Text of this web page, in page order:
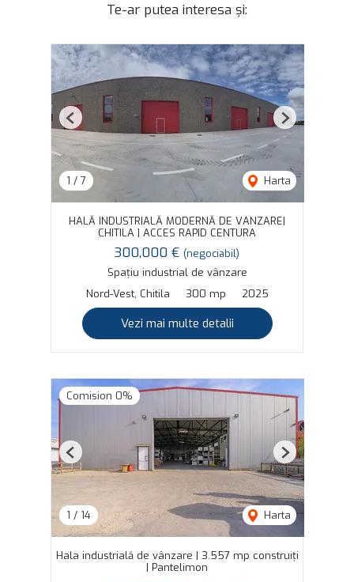
Te-ar putea interesa și:
1 / 7 Harta
Previous Next
HALĂ INDUSTRIALĂ MODERNĂ DE VANZARE|
CHITILA | ACCES RAPID CENTURA
300,000 € (negociabil)
Spațiu industrial de vânzare
Nord-Vest, Chitila
300 mp 2025
Vezi mai multe detalii
Comision 0%
1 / 14 Harta
Previous Next
Hala industrială de vânzare | 3.557 mp construiți
| Pantelimon